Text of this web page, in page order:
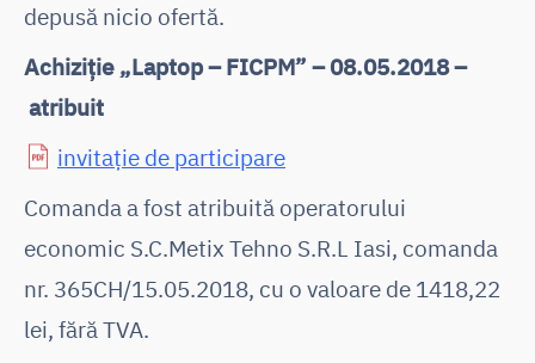
depusă nicio ofertă.
Achiziţie „Laptop – FICPM” – 08.05.2018 –
atribuit
invitaţie de participare
Comanda a fost atribuită operatorului
economic S.C.Metix Tehno S.R.L Iasi, comanda
nr. 365CH/15.05.2018, cu o valoare de 1418,22
lei, fără TVA.